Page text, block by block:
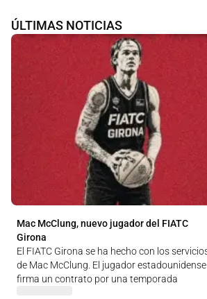
ÚLTIMAS NOTICIAS
Mac McClung, nuevo jugador del FIATC
Girona
El FIATC Girona se ha hecho con los
de Mac McClung. El jugador estadounidense
firma un contrato por una temporada